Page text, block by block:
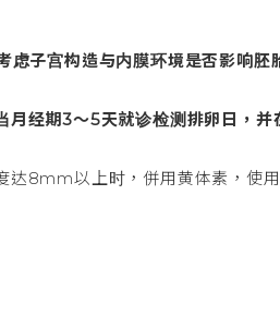
虑子宫构造与内膜环境是否影响胚
月经期3～5天就诊检测排卵日，
达8mm以上时，併用黄体素，使